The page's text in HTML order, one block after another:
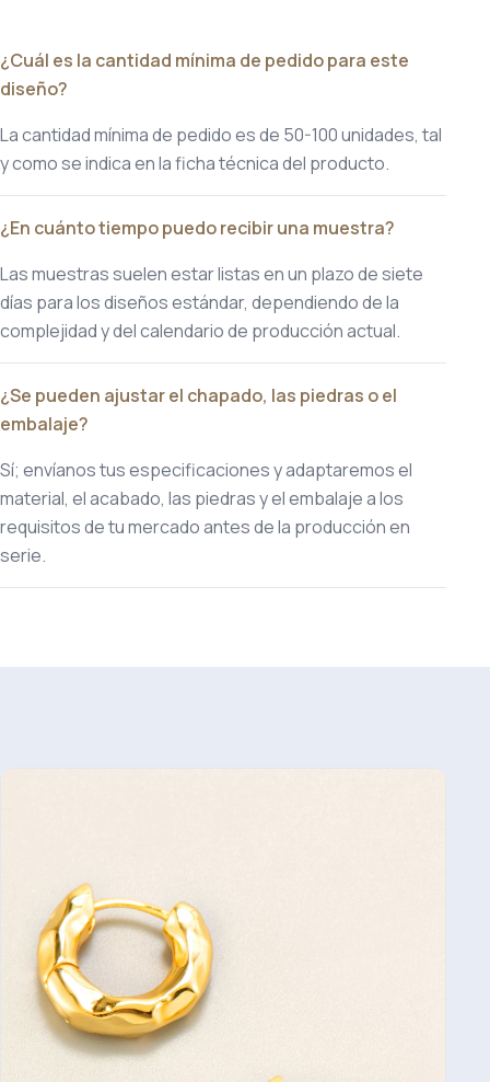
¿Cuál es la cantidad mínima de pedido para este
diseño?
La cantidad mínima de pedido es de 50-100 unidades, tal
y como se indica en la ficha técnica del producto.
¿En cuánto tiempo puedo recibir una muestra?
Las muestras suelen estar listas en un plazo de siete
días para los diseños estándar, dependiendo de la
complejidad y del calendario de producción actual.
¿Se pueden ajustar el chapado, las piedras o el
embalaje?
Sí; envíanos tus especificaciones y adaptaremos el
material, el acabado, las piedras y el embalaje a los
requisitos de tu mercado antes de la producción en
serie.